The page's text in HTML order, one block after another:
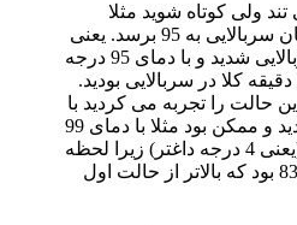
ولی کوتاه شوید مثلا
ممکن است دمای موتور در پایان سربالایی به 95 برسد. یعنی
شما با دمای 75 درجه وارد سربالایی شدید و با دمای 95 درجه
از آن خارج شدید و مثلا فقط 2 دقیقه کلا در سربالایی بودید.
حالت را تجربه می کردید با
دمای 83 وارد سربالایی می شدید و ممکن بود مثلا با دمای 99
درجه از سربالایی خارج شوید (یعنی 4 درجه داغتر) زیرا لحظه
ورود به سربالایی دمای موتور 83 بود که بالاتر از حالت اول